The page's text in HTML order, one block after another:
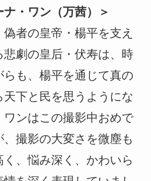
・ワン（万茜）＞
者の皇帝・楊平を支え
劇の皇后・伏寿は、時
も、楊平を通じて真の
下と民を思うようにな
ワンはこの撮影中おめで
撮影の大変さを微塵も
、悩み深く、かわいら